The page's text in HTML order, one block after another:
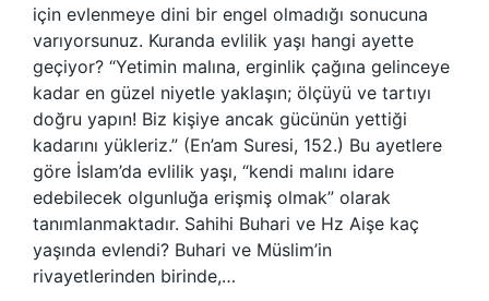
için evlenmeye dini bir engel olmadığı sonucuna
varıyorsunuz. Kuranda evlilik yaşı hangi ayette
geçiyor? “Yetimin malına, erginlik çağına gelinceye
kadar en güzel niyetle yaklaşın; ölçüyü ve tartıyı
doğru yapın! Biz kişiye ancak gücünün yettiği
kadarını yükleriz.” (En’am Suresi, 152.) Bu ayetlere
göre İslam’da evlilik yaşı, “kendi malını idare
edebilecek olgunluğa erişmiş olmak” olarak
tanımlanmaktadır. Sahihi Buhari ve Hz Aişe kaç
yaşında evlendi? Buhari ve Müslim’in
rivayetlerinden birinde,…